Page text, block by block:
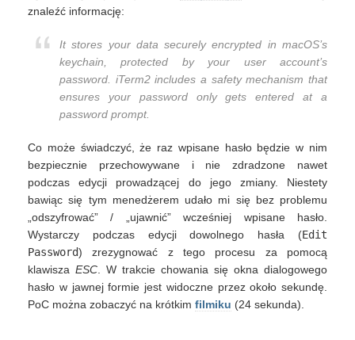
znaleźć informację:
It stores your data securely encrypted in macOS’s
keychain, protected by your user account’s
password. iTerm2 includes a safety mechanism that
ensures your password only gets entered at a
password prompt.
Co może świadczyć, że raz wpisane hasło będzie w nim
bezpiecznie przechowywane i nie zdradzone nawet
podczas edycji prowadzącej do jego zmiany. Niestety
bawiąc się tym menedżerem udało mi się bez problemu
„odszyfrować” / „ujawnić” wcześniej wpisane hasło.
Wystarczy podczas edycji dowolnego hasła (Edit
Password) zrezygnować z tego procesu za pomocą
klawisza ESC . W trakcie chowania się okna dialogowego
hasło w jawnej formie jest widoczne przez około sekundę.
PoC można zobaczyć na krótkim filmiku (24 sekunda).